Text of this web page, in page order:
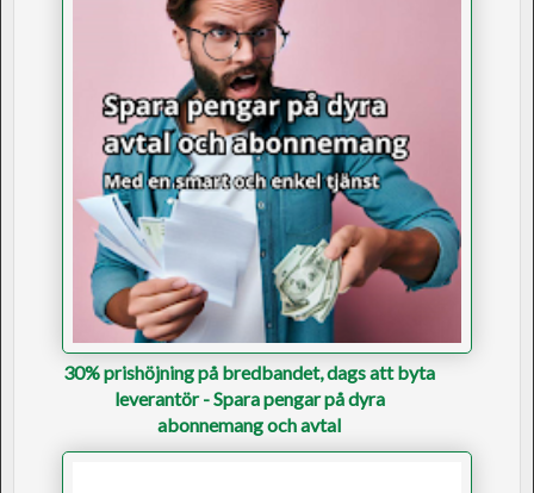
30% prishöjning på bredbandet, dags att byta
leverantör - Spara pengar på dyra
abonnemang och avtal